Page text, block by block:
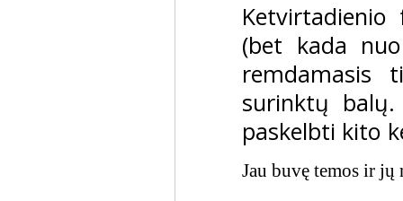
(bet kada
remdamasis
surinktų
paskelbti kito
Jau buvę temos ir jų